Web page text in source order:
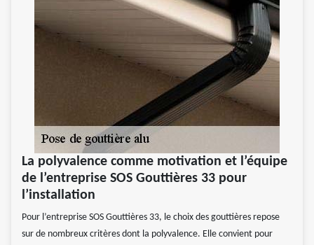
La polyvalence comme motivation et l’équipe
de l’entreprise SOS Gouttières 33 pour
l’installation
Pour l’entreprise SOS Gouttières 33, le choix des gouttières repose
sur de nombreux critères dont la polyvalence. Elle convient pour